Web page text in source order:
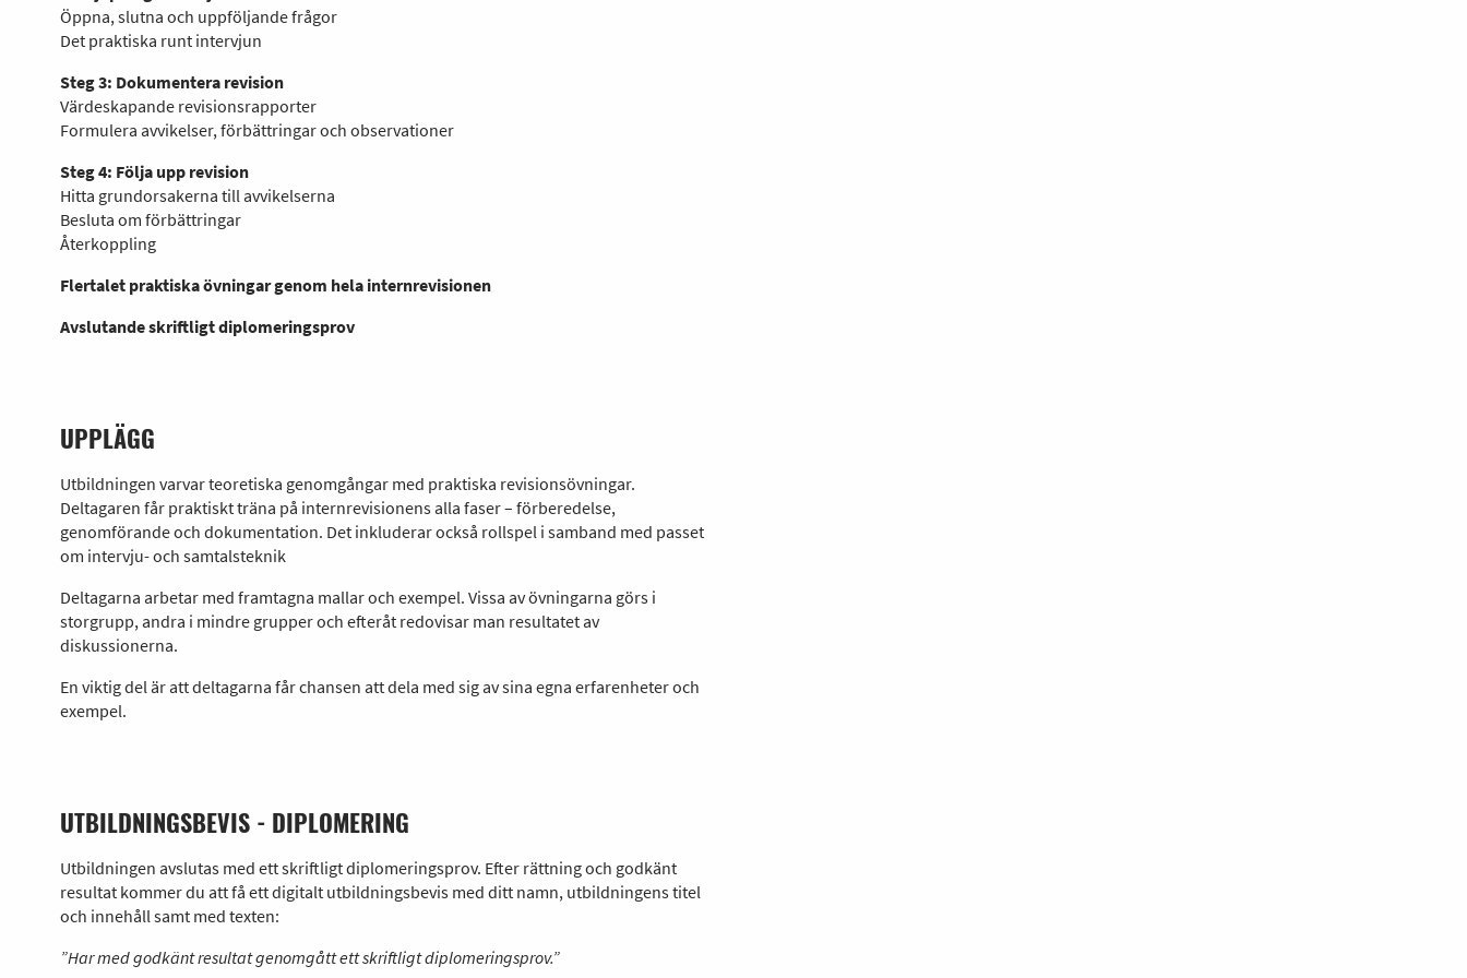
Öppna, slutna och uppföljande frågor
Det praktiska runt intervjun
Steg 3: Dokumentera revision
Värdeskapande revisionsrapporter
Formulera avvikelser, förbättringar och observationer
Steg 4: Följa upp revision
Hitta grundorsakerna till avvikelserna
Besluta om förbättringar
Återkoppling
Flertalet praktiska övningar genom hela internrevisionen
Avslutande skriftligt diplomeringsprov
UPPLÄGG
Utbildningen varvar teoretiska genomgångar med praktiska revisionsövningar.
Deltagaren får praktiskt träna på internrevisionens alla faser – förberedelse,
genomförande och dokumentation. Det inkluderar också rollspel i samband med passet
om intervju- och samtalsteknik
Deltagarna arbetar med framtagna mallar och exempel. Vissa av övningarna görs i
storgrupp, andra i mindre grupper och efteråt redovisar man resultatet av
diskussionerna.
En viktig del är att deltagarna får chansen att dela med sig av sina egna erfarenheter och
exempel.
UTBILDNINGSBEVIS - DIPLOMERING
Utbildningen avslutas med ett skriftligt diplomeringsprov. Efter rättning och godkänt
resultat kommer du att få ett digitalt utbildningsbevis med ditt namn, utbildningens titel
och innehåll samt med texten:
”Har med godkänt resultat genomgått ett skriftligt diplomeringsprov.”